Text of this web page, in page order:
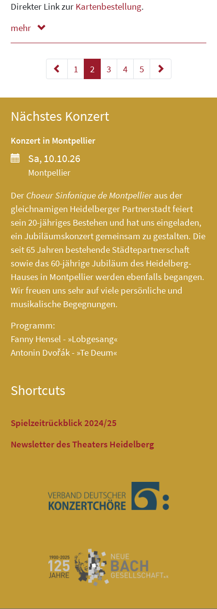
Direkter Link zur Kartenbestellung.
mehr
weniger
Neuere Beiträge
1 2 3 4 5 Ältere Beiträge
Nächstes Konzert
Konzert in Montpellier
Sa, 10.10.26
Montpellier
Der Choeur Sinfonique de Montpellier aus der
gleichnamigen Heidelberger Partnerstadt feiert
sein 20-jähriges Bestehen und hat uns eingeladen,
ein Jubiläumskonzert gemeinsam zu gestalten. Die
seit 65 Jahren bestehende Städtepartnerschaft
sowie das 60-jährige Jubiläum des Heidelberg-
Hauses in Montpellier werden ebenfalls begangen.
Wir freuen uns sehr auf viele persönliche und
musikalische Begegnungen.
Programm:
Fanny Hensel - »Lobgesang«
Antonin Dvořák - »Te Deum«
Shortcuts
Spielzeitrückblick 2024/25
Newsletter des Theaters Heidelberg